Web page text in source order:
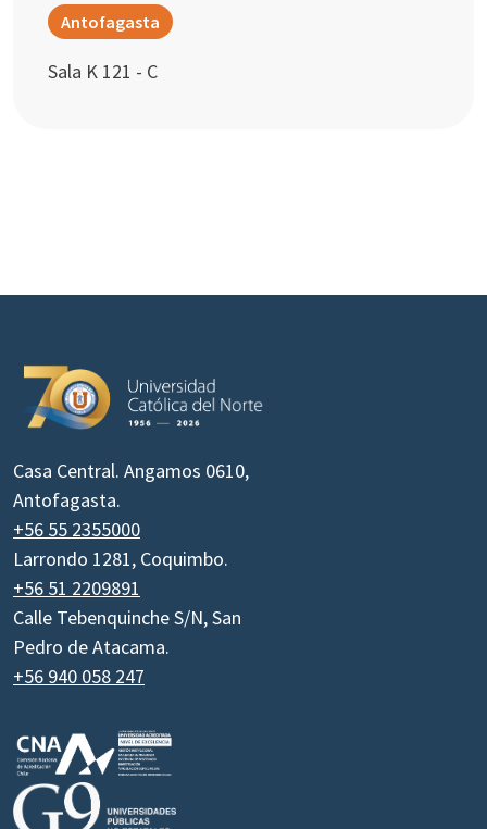
Antofagasta
Sala K 121 - C
Casa Central. Angamos 0610,
Antofagasta.
+56 55 2355000
Larrondo 1281, Coquimbo.
+56 51 2209891
Calle Tebenquinche S/N, San
Pedro de Atacama.
+56 940 058 247